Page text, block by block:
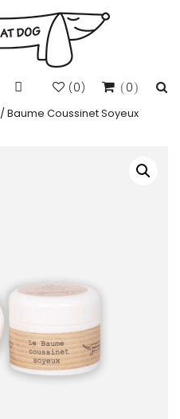
0
(0)
/ Baume Coussinet Soyeux